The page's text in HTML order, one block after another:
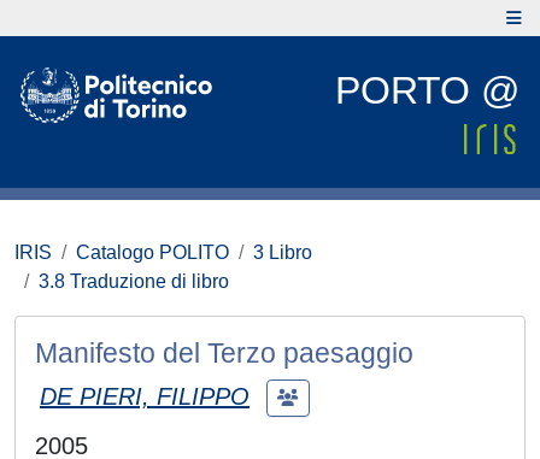
PORTO @
IRIS Catalogo POLITO
3 Libro
3.8 Traduzione di libro
Manifesto del Terzo paesaggio
DE PIERI, FILIPPO
2005